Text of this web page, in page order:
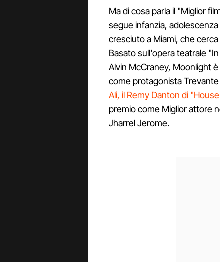
Ma di cosa parla il "Miglior
segue infanzia,
cresciuto a Miami, che
Basato sull'opera teatrale
Alvin McCraney, Moonlight
come protagonista
Ali, il Remy Danton di
premio come Miglior attore
Jharrel Jerome.